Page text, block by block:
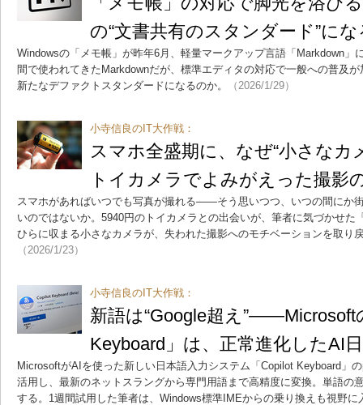
の“文書共有のスタンダード”に
Windowsの「メモ帳」が昨年6月、軽量マークアップ言語「Markdown」
間で使われてきたMarkdownだが、標準エディタの対応で一般への普及
新たなデファクトスタンダードになるのか。
（2026/1/29）
小寺信良のIT大作戦：
スマホ全盛期に、なぜ“小さな
トイカメラでよみがえった撮影
スマホがあればいつでも写真が撮れる――そう思いつつ、いつの間にか
いのではないか。5940円のトイカメラとの出会いが、筆者に気づかせた
ひらに収まる小さなカメラが、失われた撮影へのモチベーションを取り
（2026/1/23）
小寺信良のIT大作戦：
新語は“Google超え”――Microsoft
Keyboard」は、正常進化したAI
MicrosoftがAIを使った新しい日本語入力システム「Copilot Keyboard」
活用し、最新のネットスラングから専門用語まで高精度に変換。単語の
する。1週間試用した筆者は、Windows標準IMEからの乗り換えも視野に